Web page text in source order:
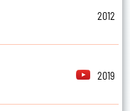
2012
2019